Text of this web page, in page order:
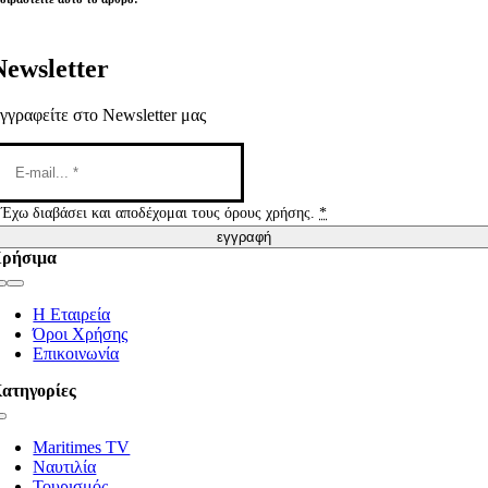
στο Newsletter μας
Έχω διαβάσει και αποδέχομαι τους όρους χρήσης.*
εγγραφή
Η Εταιρεία
Όροι Χρήσης
Επικοινωνία
Maritimes TV
Ναυτιλία